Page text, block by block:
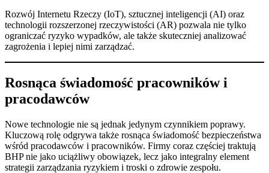
Rozwój Internetu Rzeczy (IoT), sztucznej inteligencji (AI) oraz
technologii rozszerzonej rzeczywistości (AR) pozwala nie tylko
ograniczać ryzyko wypadków, ale także skuteczniej analizować
zagrożenia i lepiej nimi zarządzać.
Rosnąca świadomość pracowników i
pracodawców
Nowe technologie nie są jednak jedynym czynnikiem poprawy.
Kluczową rolę odgrywa także rosnąca świadomość bezpieczeństwa
wśród pracodawców i pracowników. Firmy coraz częściej traktują
BHP nie jako uciążliwy obowiązek, lecz jako integralny element
strategii zarządzania ryzykiem i troski o zdrowie zespołu.